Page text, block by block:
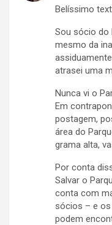
Belíssimo
Sou sócio do
mesmo da
atrasei uma
Nunca vi o
Em
postagem,
área do
grama alta,
Por conta
Salvar o
conta com
sócios – e os
podem